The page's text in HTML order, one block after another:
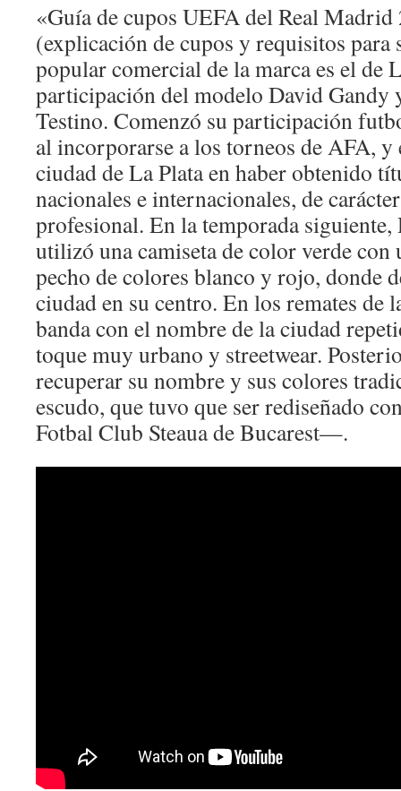
«Guía de cupos UEFA del Real
(explicación de cupos y requisitos para
popular comercial de la marca es el de
participación del modelo David
Testino. Comenzó su participación
al incorporarse a los torneos de AFA,
ciudad de La Plata en haber obtenido
nacionales e internacionales, de
profesional. En la temporada
utilizó una camiseta de color verde
pecho de colores blanco y rojo, donde
ciudad en su centro. En los remates de
banda con el nombre de la ciudad
toque muy urbano y streetwear.
recuperar su nombre y sus colores
escudo, que tuvo que ser rediseñado
Fotbal Club Steaua de Bucarest—.